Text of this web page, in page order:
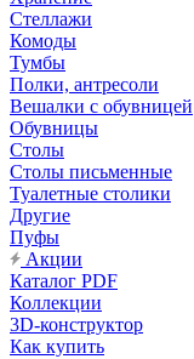
Стеллажи
Комоды
Тумбы
Полки, антресоли
Вешалки с обувницей
Обувницы
Столы
Столы письменные
Туалетные столики
Другие
Пуфы
Акции
Каталог PDF
Коллекции
3D-конструктор
Как купить